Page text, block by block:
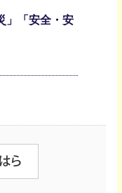
」「安全・安